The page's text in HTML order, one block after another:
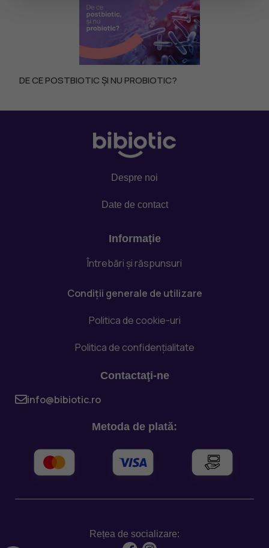
DE CE POSTBIOTIC ȘI NU PROBIOTIC?
Despre noi
Date de contact
Informație
Întrebări și răspunsuri
Condiții generale de utilizare
Politica de cookie-uri
Politica de confidențialitate
Contactaţi-ne
info@bibiotic.ro
Metoda de plată:
Rețea de socializare: